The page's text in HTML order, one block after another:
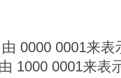
0000 0001来表
1000 0001来表